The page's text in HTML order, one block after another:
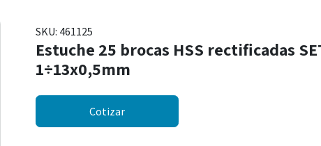
SKU: 461125
Estuche 25 brocas HSS rectificadas
1÷13x0,5mm
Cotizar